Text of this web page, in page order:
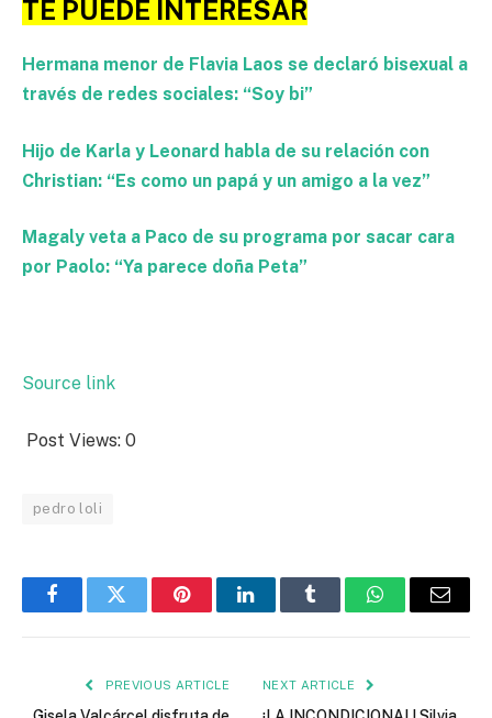
TE PUEDE INTERESAR
Hermana menor de Flavia Laos se declaró bisexual a
través de redes sociales: “Soy bi”
Hijo de Karla y Leonard habla de su relación con
Christian: “Es como un papá y un amigo a la vez”
Magaly veta a Paco de su programa por sacar cara
por Paolo: “Ya parece doña Peta”
Source link
Post Views: 0
pedro loli
FacebookTwitter PinterestLinkedInTumblr WhatsAppEmail
PREVIOUS ARTICLE NEXT ARTICLE